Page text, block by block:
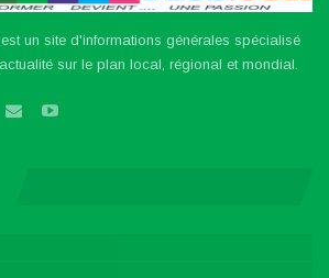
un site d'informations générales spécialisé
sur le plan local, régional et mondial.